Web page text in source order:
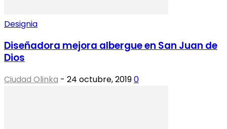
Designia
Diseñadora mejora albergue en San Juan de
Dios
Ciudad Olinka - 24 octubre, 20190